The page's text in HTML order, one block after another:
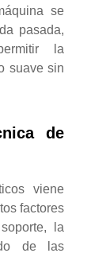
se
pasada,
la
suave sin
de
viene
factores
la
de las